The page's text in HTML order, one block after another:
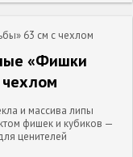
63 см с чехлом
«Фишки
и массива липы
фишек и кубиков —
ценителей